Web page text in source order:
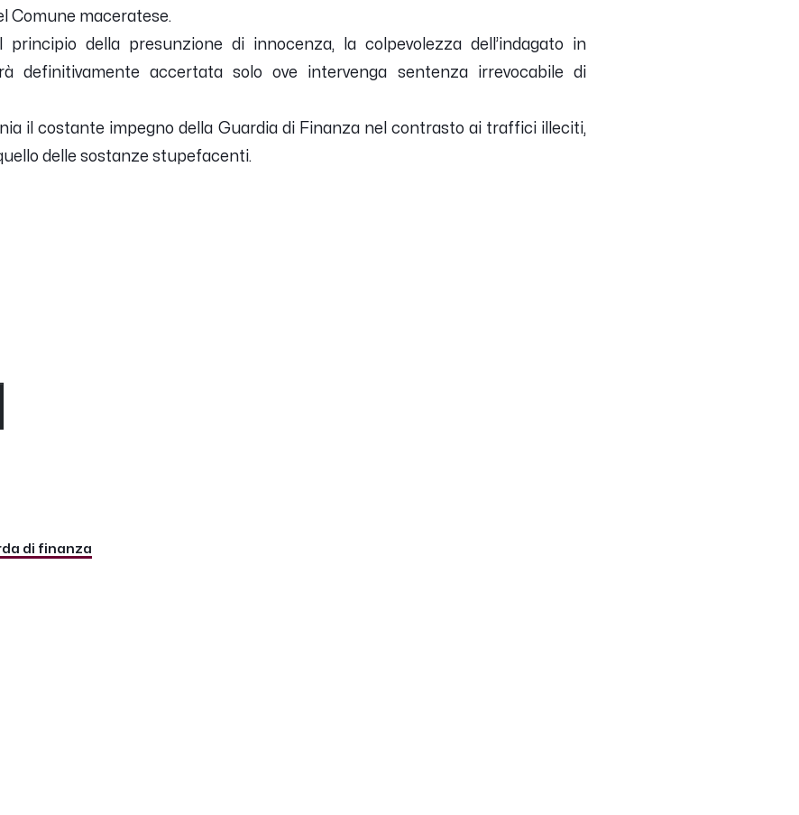
Comune maceratese.
della presunzione di innocenza, la colpevolezza dell’indagato in
definitivamente accertata solo ove intervenga sentenza irrevocabile di
il costante impegno della Guardia di Finanza nel contrasto ai traffici illeciti,
delle sostanze stupefacenti.
di finanza